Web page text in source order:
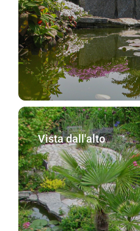
Vista dall'alto